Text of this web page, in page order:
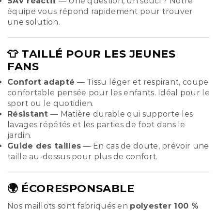
équipe vous répond rapidement pour trouver
une solution.
👕 TAILLÉ POUR LES JEUNES
FANS
Confort adapté — Tissu léger et respirant, coupe
confortable pensée pour les enfants. Idéal pour le
sport ou le quotidien.
Résistant — Matière durable qui supporte les
lavages répétés et les parties de foot dans le
jardin.
Guide des tailles — En cas de doute, prévoir une
taille au-dessus pour plus de confort.
🌍 ÉCORESPONSABLE
Nos maillots sont fabriqués en polyester 100 %